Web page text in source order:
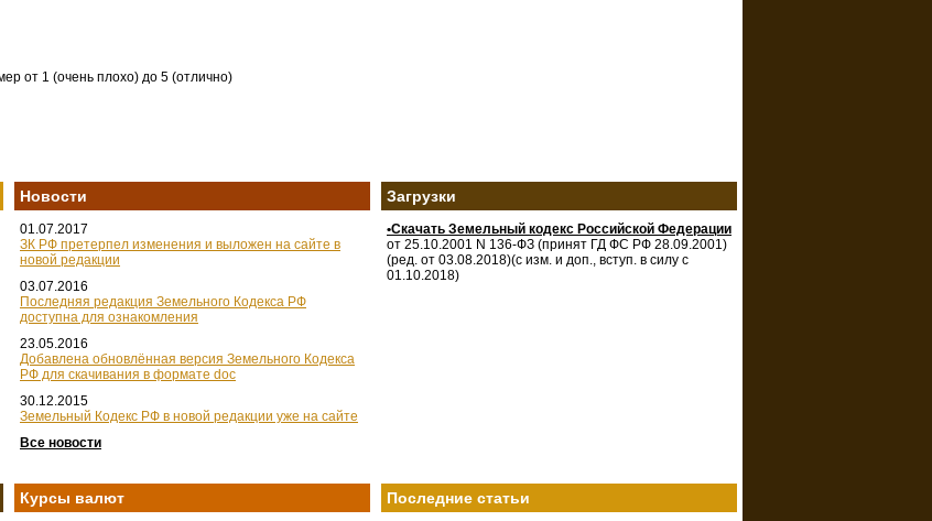
от 1 (очень плохо) до 5 (отлично)
Новости
01.07.2017
ЗК РФ претерпел изменения и выложен на сайте в
новой редакции
03.07.2016
Последняя редакция Земельного Кодекса РФ
доступна для ознакомления
23.05.2016
Добавлена обновлённая версия Земельного Кодекса
РФ для скачивания в формате doc
30.12.2015
Земельный Кодекс РФ в новой редакции уже на сайте
Все новости
Загрузки
•Скачать Земельный кодекс Российской Федерации
от 25.10.2001 N 136-ФЗ (принят ГД ФС РФ 28.09.2001)
(ред. от 03.08.2018)(с изм. и доп., вступ. в силу с
01.10.2018)
Курсы валют Последние статьи